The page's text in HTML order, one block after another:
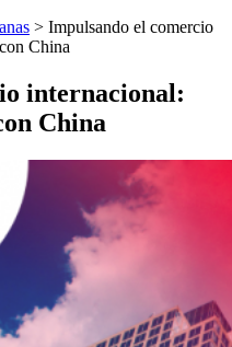
> Impulsando el comercio
China
internacional:
China